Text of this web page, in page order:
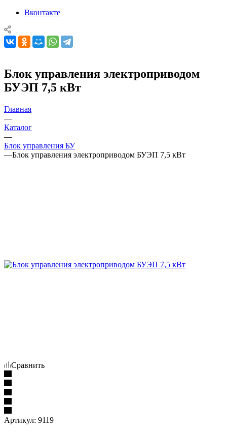
Вконтакте
Блок управления электроприводом
БУЭП 7,5 кВт
Главная
—
Каталог
—
Блок управления БУ
—Блок управления электроприводом БУЭП 7,5 кВт
Сравнить
Артикул: 9119